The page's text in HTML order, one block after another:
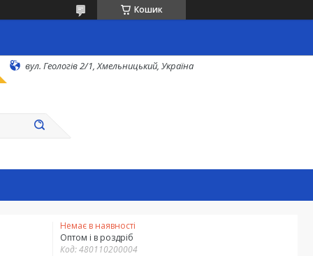
Кошик
вул. Геологів 2/1, Хмельницький, Україна
Немає в наявності
Оптом і в роздріб
Код:480110200004